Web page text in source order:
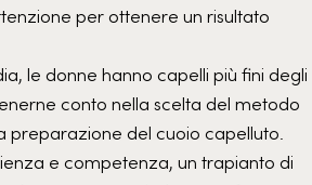
per ottenere un risultato
le donne hanno capelli più fini degli
conto nella scelta del metodo
preparazione del cuoio capelluto.
e competenza, un trapianto di